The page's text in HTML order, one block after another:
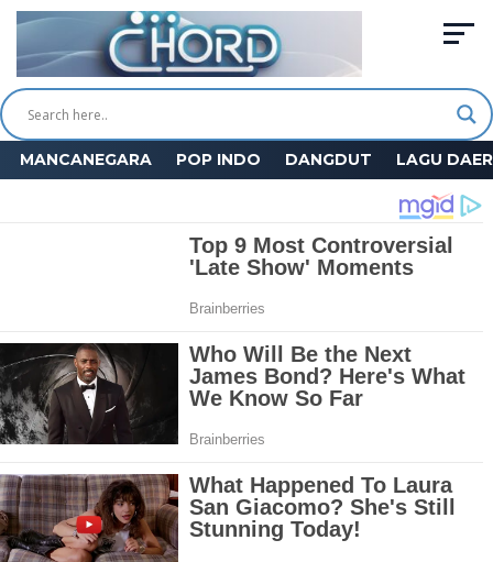
MANCANEGARA POP INDO DANGDUT LAGU